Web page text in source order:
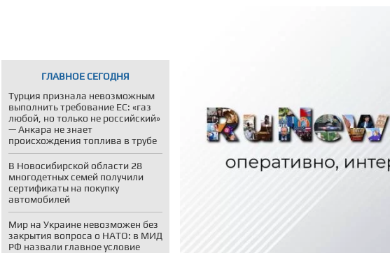
ГЛАВНОЕ СЕГОДНЯ
Турция признала невозможным
выполнить требование ЕС: «газ
любой, но только не российский»
— Анкара не знает
происхождения топлива в трубе
В Новосибирской области 28
многодетных семей получили
сертификаты на покупку
автомобилей
Мир на Украине невозможен без
закрытия вопроса о НАТО: в МИД
РФ назвали главное условие